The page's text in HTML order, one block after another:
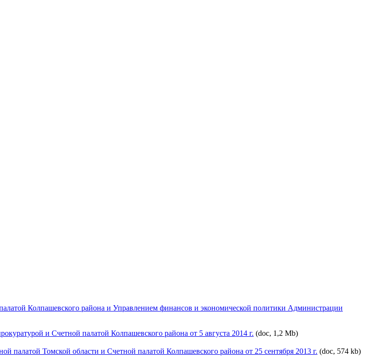
Колпашевского района и Управлением финансов и экономической политики Администрации
и Счетной палатой Колпашевского района от 5 августа 2014 г. (doc, 1,2 Mb)
палатой Томской области и Счетной палатой Колпашевского района от 25 сентября 2013 г. (doc, 574 kb)